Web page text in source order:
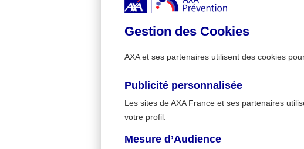
Gestion des Cookies
AXA et ses partenaires utilisent des cookies
Publicité personnalisée
Les sites de AXA France et ses partenaires
votre profil.
Mesure d’Audience